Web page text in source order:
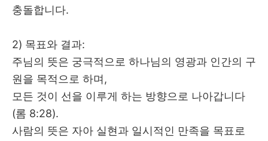
충돌합니다.
2) 목표와 결과:
주님의 뜻은 궁극적으로 하나님의 영광과 인간의 구
원을 목적으로 하며 ,
모든 것이 선을 이루게 하는 방향으로 나아갑니다
(롬 8:28).
사람의 뜻은 자아 실현과 일시적인 만족을 목표로